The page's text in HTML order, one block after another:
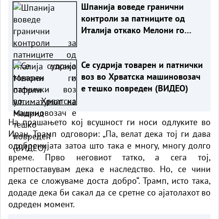
Шпанија воведе гранични
контроли за патниците од
Италија откако Мелони го
Се судрија товарен и патнички
воз во Хрватска машиновозач
е тешко повреден (ВИДЕО)
На прашањето кој всушност ги носи одлуките во
Иран, Трамп одговори: „Па, велат дека тој ги дава
одобренијата затоа што така е многу, многу долго
време. Прво неговиот татко, а сега тој,
претпоставувам дека е наследство. Но, се чини
дека се сложуваме доста добро“. Трамп, исто така,
додаде дека би сакал да се сретне со ајатолахотво
одреден момент.